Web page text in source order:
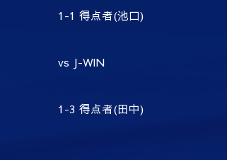
1-1 得点者(池口)
vs J-WIN
1-3 得点者(田中)